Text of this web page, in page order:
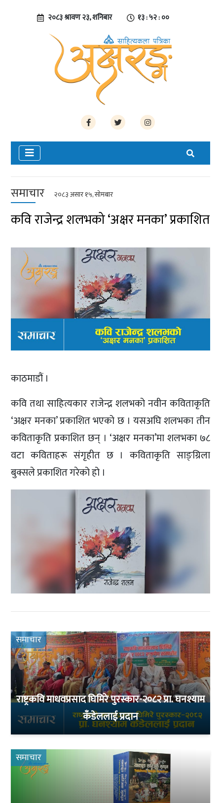
२०८३ श्रावण २३, शनिबार १३ : ५२ : ०१
समाचार २०८३ असार १५, सोमबार
कवि राजेन्द्र शलभको ‘अक्षर मनका’ प्रकाशित
काठमाडौं ।
कवि तथा साहित्यकार राजेन्द्र शलभको नवीन कविताकृति
‘अक्षर मनका’ प्रकाशित भएको छ । यसअघि शलभका तीन
कविताकृति प्रकाशित छन् । ‘अक्षर मनका’मा शलभका ७८
वटा कविताहरू संगृहीत छ । कविताकृति साङ्ग्रिला
बुक्सले प्रकाशित गरेको हो ।
समाचार
राष्ट्रकवि माधवप्रसाद घिमिरे पुरस्कार-२०८२ प्रा. घनश्याम
कँडेललाई प्रदान
समाचार